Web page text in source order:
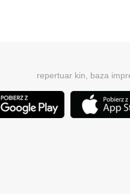
repertuar kin, baza